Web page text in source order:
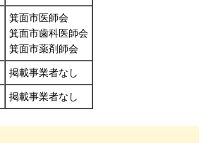
箕面市医師会
箕面市歯科医師会
箕面市薬剤師会
掲載事業者なし
掲載事業者なし